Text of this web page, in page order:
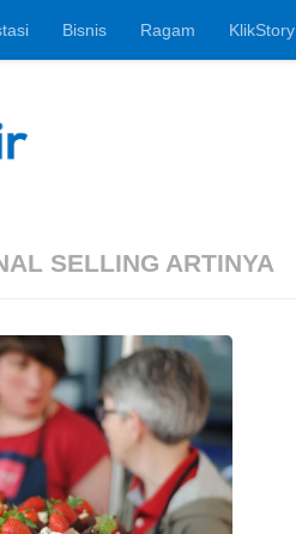
Bisnis Ragam KlikStory
SELLING ARTINYA